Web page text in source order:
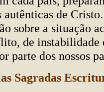
autênticas de
sobre a situação
de instabilidade
parte dos nossos
Sagradas